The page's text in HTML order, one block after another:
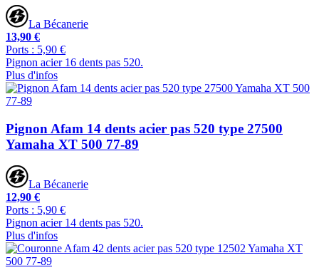
La Bécanerie
13,90 €
Ports : 5,90 €
Pignon acier 16 dents pas 520.
Plus d'infos
Pignon Afam 14 dents acier pas 520 type 27500
Yamaha XT 500 77-89
La Bécanerie
12,90 €
Ports : 5,90 €
Pignon acier 14 dents pas 520.
Plus d'infos